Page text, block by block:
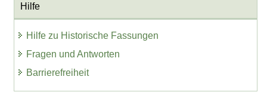
Hilfe
Hilfe zu Historische Fassungen
Fragen und Antworten
Barrierefreiheit